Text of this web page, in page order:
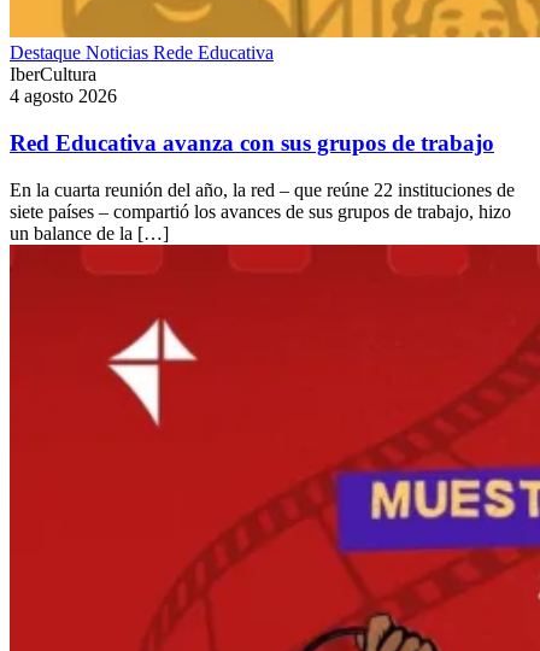
Destaque Noticias Rede Educativa
IberCultura
4 agosto 2026
Red Educativa avanza con sus grupos de trabajo
En la cuarta reunión del año, la red – que reúne 22 instituciones de
siete países – compartió los avances de sus grupos de trabajo, hizo
un balance de la […]